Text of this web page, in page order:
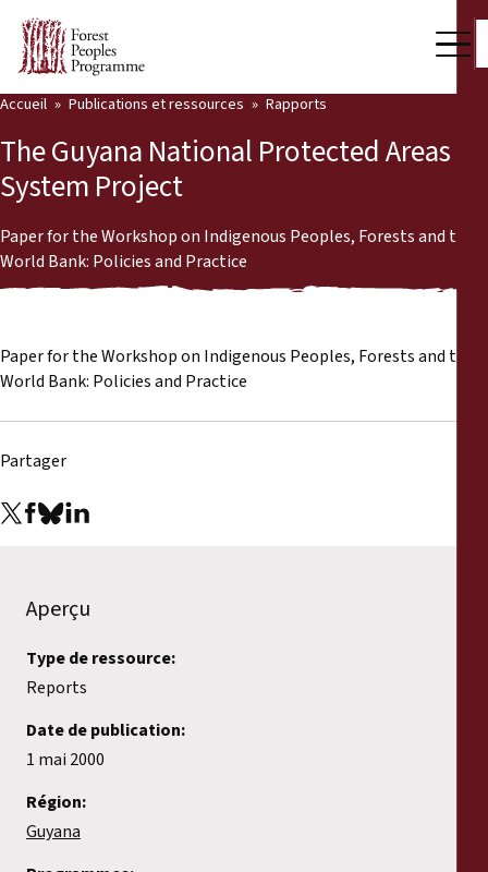
Qui nous sommes
Salle de presse
Nous soutenir
Notre travail
Voix des communautés
Dernières actualités
Publications et ressources
Rapports
Matériel de formation
Documents d'information
Procédures juridiques
Déclarations
Accueil Publications et ressources Rapports
The Guyana National Protected Areas
System Project
Paper for the Workshop on Indigenous Peoples, Forests and the
World Bank: Policies and Practice
Paper for the Workshop on Indigenous Peoples, Forests and the
World Bank: Policies and Practice
Partager
Aperçu
Type de ressource:
Reports
Date de publication:
1 mai 2000
Région:
Guyana